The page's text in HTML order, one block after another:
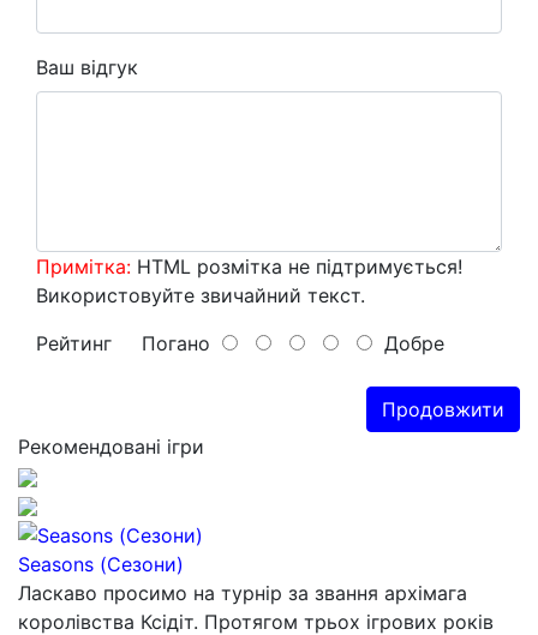
Ваш відгук
Примітка: HTML розмітка не підтримується!
Використовуйте звичайний текст.
Рейтинг Погано Добре
Продовжити
Рекомендовані ігри
Seasons (Сезони)
Ласкаво просимо на турнір за звання архімага
королівства Ксідіт. Протягом трьох ігрових років